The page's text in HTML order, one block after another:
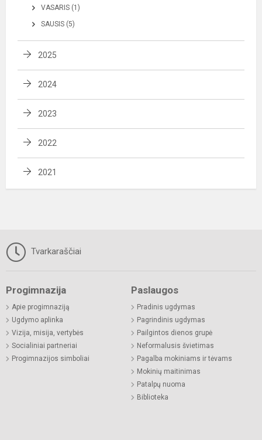
VASARIS (1)
SAUSIS (5)
2025
2024
2023
2022
2021
Tvarkaraščiai
Progimnazija
Apie progimnaziją
Ugdymo aplinka
Vizija, misija, vertybės
Socialiniai partneriai
Progimnazijos simboliai
Paslaugos
Pradinis ugdymas
Pagrindinis ugdymas
Pailgintos dienos grupė
Neformalusis švietimas
Pagalba mokiniams ir tėvams
Mokinių maitinimas
Patalpų nuoma
Biblioteka